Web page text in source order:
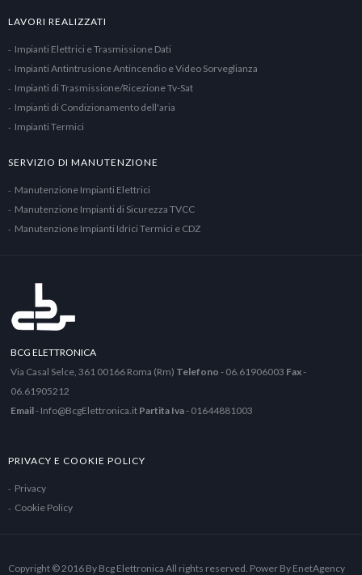
LAVORI REALIZZATI
Impianti Elettrici e Trasmissione Dati
Impianti Antintrusione Antincendio e Video Sorveglianza
Impianti di Trasmissione/Ricezione Tv-Sat
Impianti di Condizionamento dell'aria
Impianti Termici
SERVIZIO DI MANUTENZIONE
Manutenzione Impianti Elettrici
Manutenzione Impianti di Sicurezza TVCC
Manutenzione Impianti Idrici Termici e CDZ
BCG ELETTRONICA
Via Casal Selce, 361 00166 Roma (Rm) Telefono - 06.61906003 Fax-
06.61905212
Email- Info@BcgElettronica.it Partita Iva- 01644881003
PRIVACY E COOKIE POLICY
Privacy
Cookie Policy
Copyright © 2016 By Bcg Elettronica All rights reserved. Power By EnetAgency